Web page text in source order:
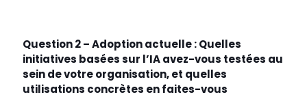
Question 2 – Adoption actuelle : Quelles
initiatives basées sur l’IA avez-vous testées au
sein de votre organisation, et quelles
utilisations concrètes en faites-vous